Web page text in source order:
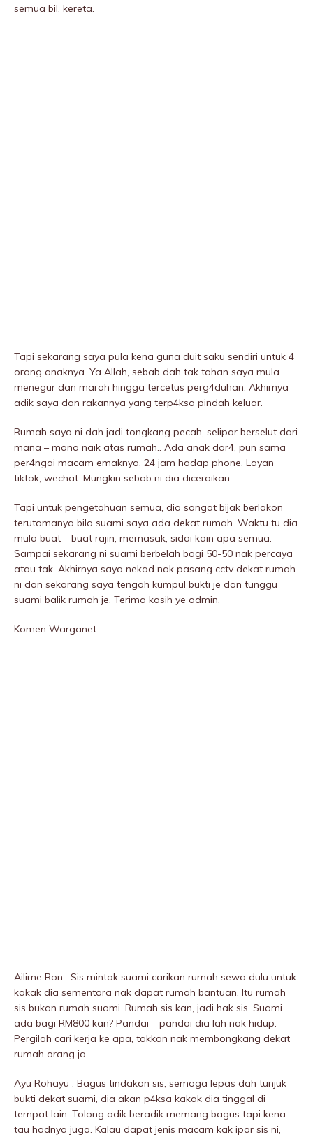
semua bil, kereta.
Tapi sekarang saya pula kena guna duit saku sendiri untuk 4
orang anaknya. Ya Allah, sebab dah tak tahan saya mula
menegur dan marah hingga tercetus perg4duhan. Akhirnya
adik saya dan rakannya yang terp4ksa pindah keluar.
Rumah saya ni dah jadi tongkang pecah, selipar berselut dari
mana – mana naik atas rumah.. Ada anak dar4, pun sama
per4ngai macam emaknya, 24 jam hadap phone. Layan
tiktok, wechat. Mungkin sebab ni dia diceraikan.
Tapi untuk pengetahuan semua, dia sangat bijak berlakon
terutamanya bila suami saya ada dekat rumah. Waktu tu dia
mula buat – buat rajin, memasak, sidai kain apa semua.
Sampai sekarang ni suami berbeIah bagi 50-50 nak percaya
atau tak. Akhirnya saya nekad nak pasang cctv dekat rumah
ni dan sekarang saya tengah kumpul bukti je dan tunggu
suami balik rumah je. Terima kasih ye admin.
Komen Warganet :
Ailime Ron : Sis mintak suami carikan rumah sewa dulu untuk
kakak dia sementara nak dapat rumah bantuan. Itu rumah
sis bukan rumah suami. Rumah sis kan, jadi hak sis. Suami
ada bagi RM800 kan? Pandai – pandai dia lah nak hidup.
PergiIah cari kerja ke apa, takkan nak membongkang dekat
rumah orang ja.
Ayu Rohayu : Bagus tindakan sis, semoga lepas dah tunjuk
bukti dekat suami, dia akan p4ksa kakak dia tinggal di
tempat lain. Tolong adik beradik memang bagus tapi kena
tau hadnya juga. Kalau dapat jenis macam kak ipar sis ni,